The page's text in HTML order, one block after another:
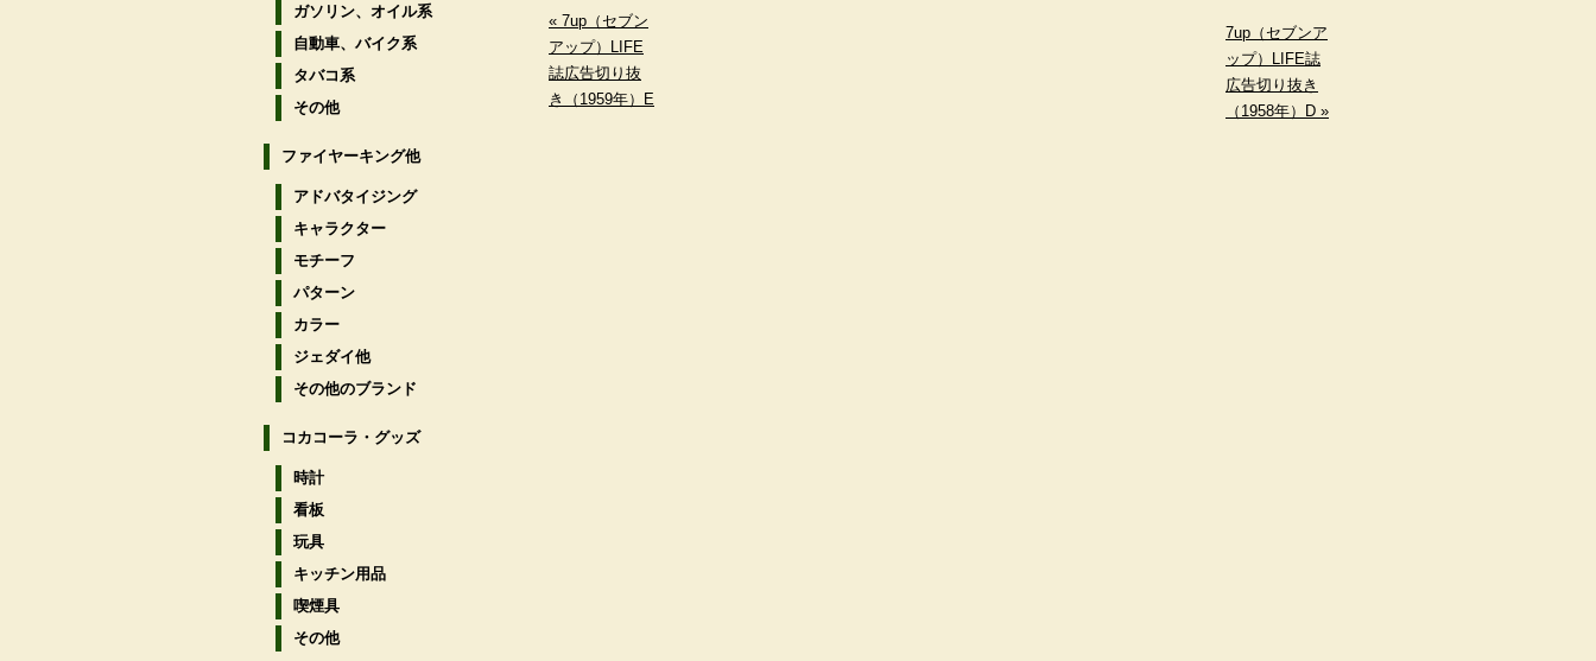
« 7up（セブン
アップ）LIFE
誌広告切り抜
き（1959年）E
7up（セブンア
ップ）LIFE誌
広告切り抜き
（1958年）D »
ガソリン、オイル系
自動車、バイク系
タバコ系
その他
ファイヤーキング他
アドバタイジング
キャラクター
モチーフ
パターン
カラー
ジェダイ他
その他のブランド
コカコーラ・グッズ
時計
看板
玩具
キッチン用品
喫煙具
その他